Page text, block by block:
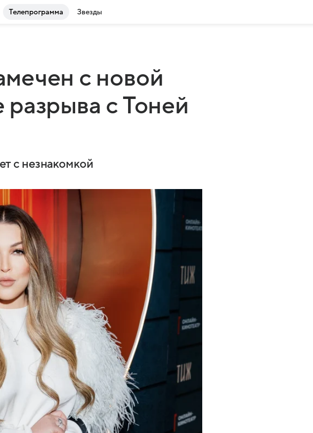
Телепрограмма Звезды
с новой
с Тоней
с незнакомкой